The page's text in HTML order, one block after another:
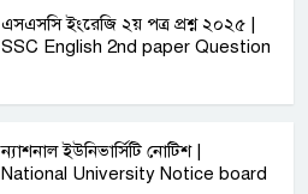
এসএসসি ইংরেজি ২য় পত্র প্রশ্ন ২০২৫ |
SSC English‌ 2nd paper Question
ন্যাশনাল ইউনিভার্সিটি নোটিশ |
National University Notice board